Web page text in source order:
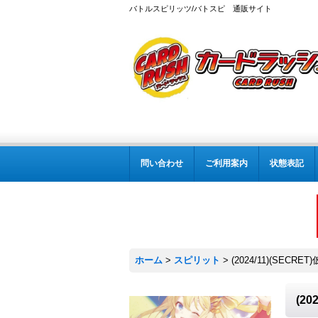
バトルスピリッツ/バトスピ 通販サイト
問い合わせ ご利用案内 状態表記
ホーム > スピリット > (2024/11)(SECRET)